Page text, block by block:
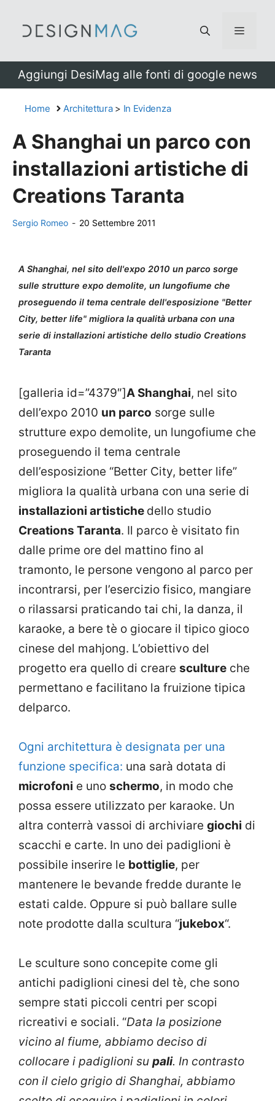
Menu
Aggiungi DesiMag alle fonti di google news
Home Architettura> In Evidenza
A Shanghai un parco con
installazioni artistiche di
Creations Taranta
Sergio Romeo - 20 Settembre 2011
A Shanghai, nel sito dell'expo 2010 un parco sorge
sulle strutture expo demolite, un lungofiume che
proseguendo il tema centrale dell'esposizione "Better
City, better life" migliora la qualità urbana con una
serie di installazioni artistiche dello studio Creations
Taranta
[galleria id=”4379″]A Shanghai, nel sito
dell’expo 2010 un parco sorge sulle
strutture expo demolite, un lungofiume che
proseguendo il tema centrale
dell’esposizione “Better City, better life”
migliora la qualità urbana con una serie di
installazioni artistiche dello studio
Creations Taranta. Il parco è visitato fin
dalle prime ore del mattino fino al
tramonto, le persone vengono al parco per
incontrarsi, per l’esercizio fisico, mangiare
o rilassarsi praticando tai chi, la danza, il
karaoke, a bere tè o giocare il tipico gioco
cinese del mahjong. L’obiettivo del
progetto era quello di creare sculture che
permettano e facilitano la fruizione tipica
delparco.
Ogni architettura è designata per una
funzione specifica: una sarà dotata di
microfoni e uno schermo, in modo che
possa essere utilizzato per karaoke. Un
altra conterrà vassoi di archiviare giochi di
scacchi e carte. In uno dei padiglioni è
possibile inserire le bottiglie, per
mantenere le bevande fredde durante le
estati calde. Oppure si può ballare sulle
note prodotte dalla scultura “jukebox“.
Le sculture sono concepite come gli
antichi padiglioni cinesi del tè, che sono
sempre stati piccoli centri per scopi
ricreativi e sociali. “Data la posizione
vicino al fiume, abbiamo deciso di
collocare i padiglioni su pali. In contrasto
con il cielo grigio di Shanghai, abbiamo